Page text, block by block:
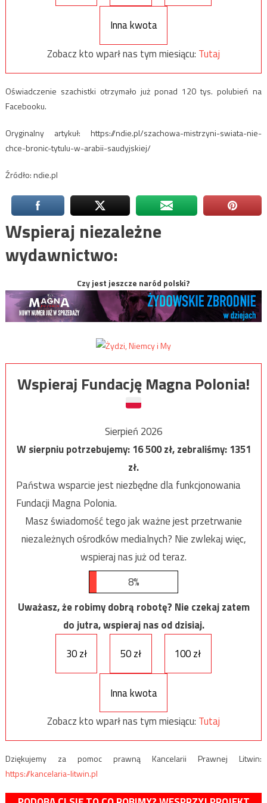
Inna kwota
Zobacz kto wparł nas tym miesiącu: Tutaj
Oświadczenie szachistki otrzymało już ponad 120 tys. polubień na
Facebooku.
Oryginalny artykuł: https://ndie.pl/szachowa-mistrzyni-swiata-nie-
chce-bronic-tytulu-w-arabii-saudyjskiej/
Źródło: ndie.pl
Wspieraj niezależne
wydawnictwo:
Czy jest jeszcze naród polski?
Wspieraj Fundację Magna Polonia!
Sierpień 2026
W sierpniu potrzebujemy:16 500zł, zebraliśmy:1351
zł.
Państwa wsparcie jest niezbędne dla funkcjonowania
Fundacji Magna Polonia.
Masz świadomość tego jak ważne jest przetrwanie
niezależnych ośrodków medialnych? Nie zwlekaj więc,
wspieraj nas już od teraz.
8%
Uważasz, że robimy dobrą robotę? Nie czekaj zatem
do jutra, wspieraj nas od dzisiaj.
30 zł
50 zł 100 zł
Inna kwota
Zobacz kto wparł nas tym miesiącu: Tutaj
Dziękujemy za pomoc prawną Kancelarii Prawnej Litwin:
https://kancelaria-litwin.pl